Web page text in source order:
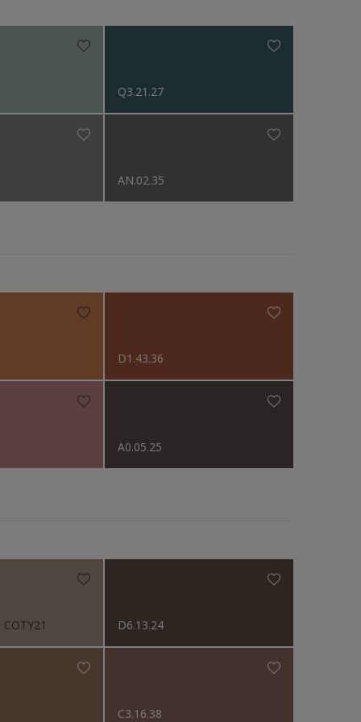
Q3.21.27
AN.02.35
D1.43.36
A0.05.25
D6.13.24
C3.16.38